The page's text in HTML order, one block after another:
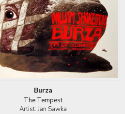
Burza
The Tempest
Artist: Jan Sawka